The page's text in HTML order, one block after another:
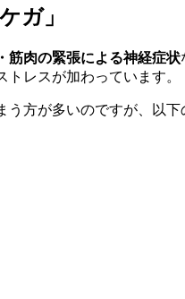
ガ」
筋肉の緊張による神経症状
レスが加わっています。
方が多いのですが、以